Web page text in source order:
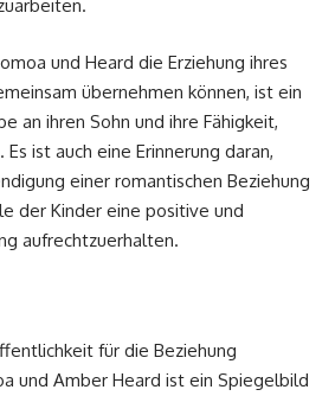
und Heard die Erziehung ihres
übernehmen können, ist ein
an ihren Sohn und ihre Fähigkeit,
ist auch eine Erinnerung daran,
einer romantischen Beziehung
der Kinder eine positive und
aufrechtzuerhalten.
für die Beziehung
und Amber Heard ist ein Spiegelbild